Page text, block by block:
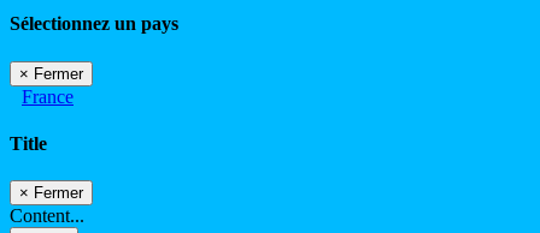
Sélectionnez un pays
× Fermer
France
Title
× Fermer
Content...